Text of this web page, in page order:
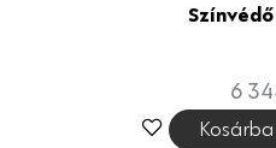
6